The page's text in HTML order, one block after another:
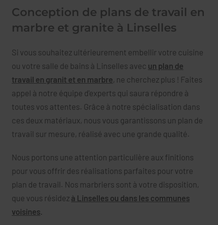
Conception de plans de travail en
marbre et granite à Linselles
Si vous souhaitez ultérieurement embellir votre cuisine
ou votre salle de bains à Linselles avec un plan de
travail en granit et en marbre, ne cherchez plus ! Faites
appel à notre équipe d'experts qui saura répondre à
toutes vos attentes. Grâce à notre spécialisation dans
ces deux matériaux, nous vous garantissons un plan de
travail sur mesure, réalisé avec une grande qualité.
Nous portons une attention particulière aux finitions
pour vous offrir des réalisations parfaites pour votre
plan de travail. Nos marbriers sont à votre disposition,
que vous résidez à Linselles ou dans les communes
voisines